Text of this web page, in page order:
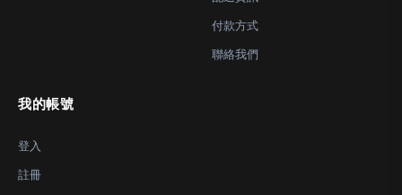
付款方式
聯絡我們
我的帳號
登入
註冊